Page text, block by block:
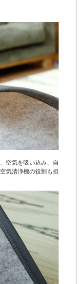
空気を吸い込み、自
気清浄機の役割も担